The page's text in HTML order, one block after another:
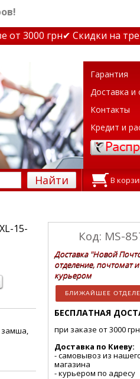
3000 грн✔ Скидки на
Гарантия
Доставка и
Контакты
Кредит и
Найти В
15-
зaмшa,
Код: MS-
Доставка "Новой
отделение, почтомат и
курьером
БЛИЖАЙШЕЕ
БЕСПЛАТНАЯ
при заказе от 3000 грн
Доставка по Киеву:
- cамовывоз из
магазина
- курьером по адресу